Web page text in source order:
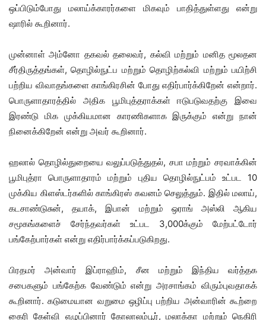
ஒப்பிடும்போது மலாய்க்காரர்களை மிகவும் பாதித்துள்ளது என்று
ஷாரில் கூறினார்.
முன்னாள் அம்னோ தகவல் தலைவர், கல்வி மற்றும் மனித மூலதன
சீர்திருத்தங்கள், தொழில்நுட்ப மற்றும் தொழிற்கல்வி மற்றும் பயிற்சி
பற்றிய விவாதங்களை காங்கிரசின் போது எதிர்பார்க்கிறேன் என்றார்.
பொருளாதாரத்தில் அதிக பூமிபுத்தராக்கள் ஈடுபடுவதற்கு இவை
இரண்டு மிக முக்கியமான காரணிகளாக இருக்கும் என்று நான்
நினைக்கிறேன் என்று அவர் கூறினார்.
ஹலால் தொழில்துறையை வலுப்படுத்துதல், சபா மற்றும் சரவாக்கின்
பூமிபுத்ரா பொருளாதாரம் மற்றும் புதிய தொழில்நுட்பம் உட்பட 10
முக்கிய கிளஸ்டர்களில் காங்கிரஸ் கவனம் செலுத்தும். இதில் மலாய்,
கடசாண்டுசுன், தயாக், இபான் மற்றும் ஒராங் அஸ்லி ஆகிய
சமூகங்களைச் சேர்ந்தவர்கள் உட்பட 3,000க்கும் மேற்பட்டோர்
பங்கேற்பார்கள் என்று எதிர்பார்க்கப்படுகிறது.
பிரதமர் அன்வார் இப்ராஹிம், சீன மற்றும் இந்திய வர்த்தக
சபைகளும் பங்கேற்க வேண்டும் என்று அரசாங்கம் விரும்புவதாகக்
கூறினார். கடுமையான வறுமை ஒழிப்பு பற்றிய அன்வாரின் கூற்றை
கைரி கேள்வி எழுப்பினார் கோலாலம்பூர், மலாக்கா மற்றும் நெகிரி